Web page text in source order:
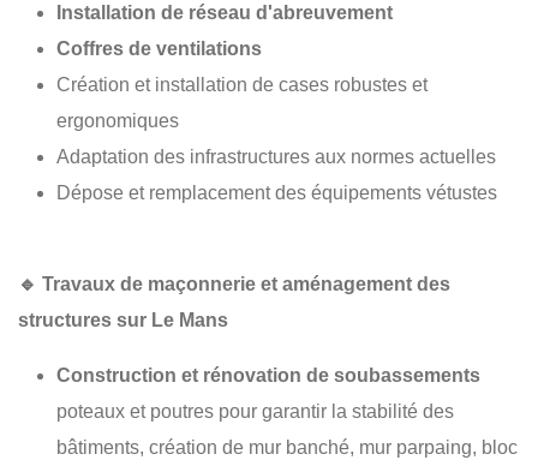
Installation de réseau d'abreuvement
Coffres de ventilations
Création et installation de cases robustes et
ergonomiques
Adaptation des infrastructures aux normes actuelles
Dépose et remplacement des équipements vétustes
🔹 Travaux de maçonnerie et aménagement des
structures sur Le Mans
Construction et rénovation de soubassements
poteaux et poutres pour garantir la stabilité des
bâtiments, création de mur banché, mur parpaing, bloc